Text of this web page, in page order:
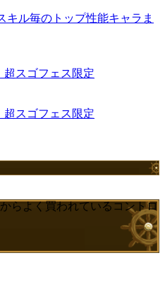
キル毎のトップ性能キャラま
スゴフェス限定
超スゴフェス限定
らよく買われているコントロ